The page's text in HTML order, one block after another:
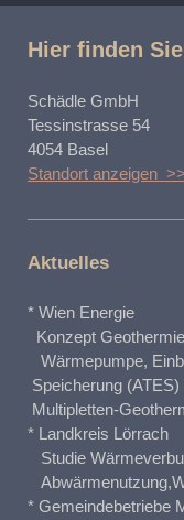
Hier finden
Schädle GmbH
Tessinstrasse 54
4054 Basel
Standort anzeigen >>
Aktuelles
* Wien Energie
Konzept
Wärmepumpe,
Speicherung (ATES)
Multipletten-
* Landkreis Lörrach
Studie
* Gemeindebetriebe